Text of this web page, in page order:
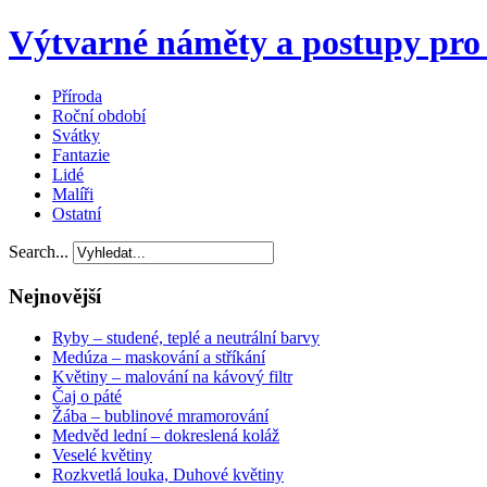
Výtvarné náměty a postupy
Příroda
Roční období
Svátky
Fantazie
Lidé
Malíři
Ostatní
Search...
Nejnovější
Ryby – studené, teplé a neutrální barvy
Medúza – maskování a stříkání
Květiny – malování na kávový filtr
Čaj o páté
Žába – bublinové mramorování
Medvěd lední – dokreslená koláž
Veselé květiny
Rozkvetlá louka, Duhové květiny